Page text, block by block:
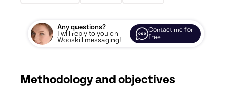
Any questions?
I will reply to you on
Wooskill messaging!
Contact me for
free
Methodology and objectives